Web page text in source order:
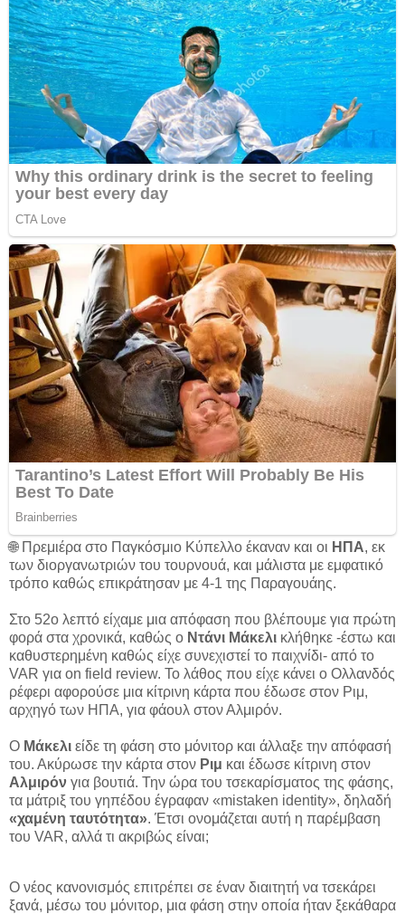
🌐 Πρεμιέρα στο Παγκόσμιο Κύπελλο έκαναν και οι ΗΠΑ, εκ
των διοργανωτριών του τουρνουά, και μάλιστα με εμφατικό
τρόπο καθώς επικράτησαν με 4-1 της Παραγουάης.
Στο 52ο λεπτό είχαμε μια απόφαση που βλέπουμε για πρώτη
φορά στα χρονικά, καθώς ο Ντάνι Μάκελι κλήθηκε -έστω και
καθυστερημένη καθώς είχε συνεχιστεί το παιχνίδι- από το
VAR για on field review. Το λάθος που είχε κάνει ο Ολλανδός
ρέφερι αφορούσε μια κίτρινη κάρτα που έδωσε στον Ριμ,
αρχηγό των ΗΠΑ, για φάουλ στον Αλμιρόν.
Ο Μάκελι είδε τη φάση στο μόνιτορ και άλλαξε την απόφασή
του. Ακύρωσε την κάρτα στον Ριμ και έδωσε κίτρινη στον
Αλμιρόν για βουτιά. Την ώρα του τσεκαρίσματος της φάσης,
τα μάτριξ του γηπέδου έγραφαν «mistaken identity», δηλαδή
«χαμένη ταυτότητα». Έτσι ονομάζεται αυτή η παρέμβαση
του VAR, αλλά τι ακριβώς είναι;
Ο νέος κανονισμός επιτρέπει σε έναν διαιτητή να τσεκάρει
ξανά, μέσω του μόνιτορ, μια φάση στην οποία ήταν ξεκάθαρα